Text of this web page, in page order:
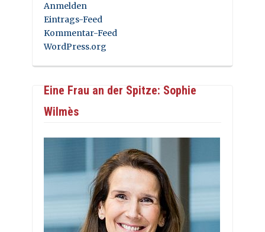
Anmelden
Eintrags-Feed
Kommentar-Feed
WordPress.org
Eine Frau an der Spitze: Sophie
Wilmès